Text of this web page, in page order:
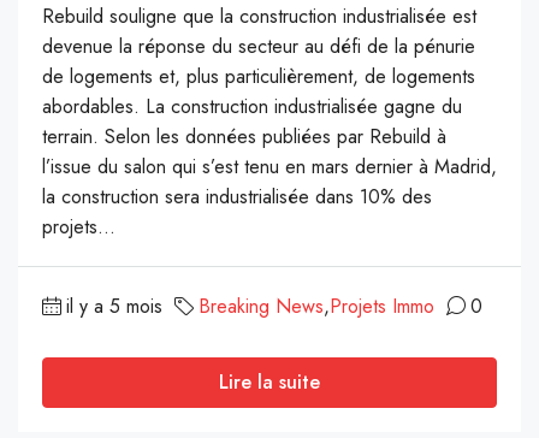
Rebuild souligne que la construction industrialisée est
devenue la réponse du secteur au défi de la pénurie
de logements et, plus particulièrement, de logements
abordables. La construction industrialisée gagne du
terrain. Selon les données publiées par Rebuild à
l’issue du salon qui s’est tenu en mars dernier à Madrid,
la construction sera industrialisée dans 10% des
projets...
il y a 5 mois Breaking News,Projets Immo 0
Lire la suite